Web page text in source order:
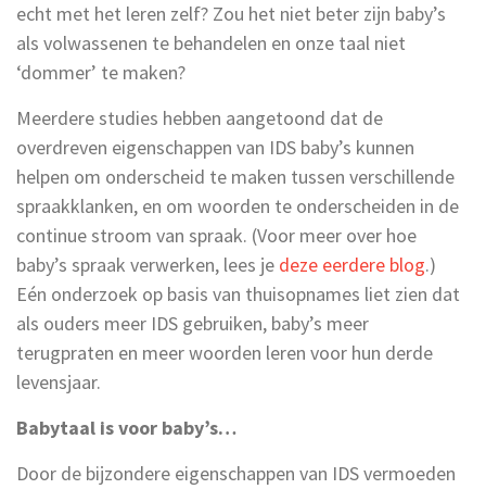
echt met het leren zelf? Zou het niet beter zijn baby’s
als volwassenen te behandelen en onze taal niet
‘dommer’ te maken?
Meerdere studies hebben aangetoond dat de
overdreven eigenschappen van IDS baby’s kunnen
helpen om onderscheid te maken tussen verschillende
spraakklanken, en om woorden te onderscheiden in de
continue stroom van spraak. (Voor meer over hoe
baby’s spraak verwerken, lees je deze eerdere blog.)
Eén onderzoek op basis van thuisopnames liet zien dat
als ouders meer IDS gebruiken, baby’s meer
terugpraten en meer woorden leren voor hun derde
levensjaar.
Babytaal is voor baby’s…
Door de bijzondere eigenschappen van IDS vermoeden